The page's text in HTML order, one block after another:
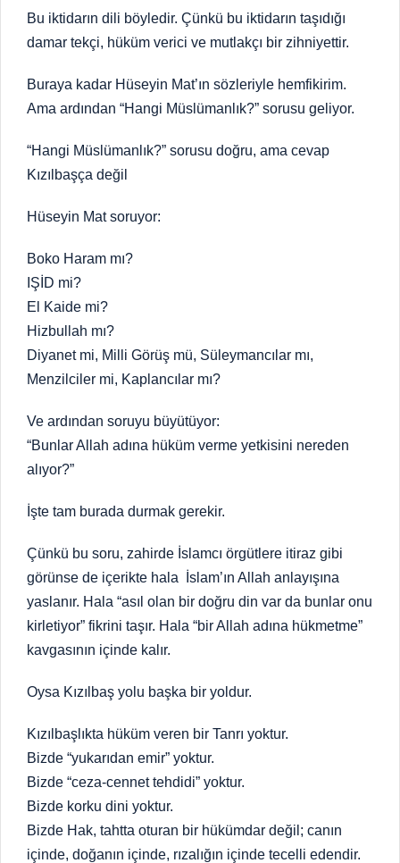
Bu iktidarın dili böyledir. Çünkü bu iktidarın taşıdığı
damar tekçi, hüküm verici ve mutlakçı bir zihniyettir.
Buraya kadar Hüseyin Mat’ın sözleriyle hemfikirim.
Ama ardından “Hangi Müslümanlık?” sorusu geliyor.
“Hangi Müslümanlık?” sorusu doğru, ama cevap
Kızılbaşça değil
Hüseyin Mat soruyor:
Boko Haram mı?
IŞİD mi?
El Kaide mi?
Hizbullah mı?
Diyanet mi, Milli Görüş mü, Süleymancılar mı,
Menzilciler mi, Kaplancılar mı?
Ve ardından soruyu büyütüyor:
“Bunlar Allah adına hüküm verme yetkisini nereden
alıyor?”
İşte tam burada durmak gerekir.
Çünkü bu soru, zahirde İslamcı örgütlere itiraz gibi
görünse de içerikte hala İslam’ın Allah anlayışına
yaslanır. Hala “asıl olan bir doğru din var da bunlar onu
kirletiyor” fikrini taşır. Hala “bir Allah adına hükmetme”
kavgasının içinde kalır.
Oysa Kızılbaş yolu başka bir yoldur.
Kızılbaşlıkta hüküm veren bir Tanrı yoktur.
Bizde “yukarıdan emir” yoktur.
Bizde “ceza-cennet tehdidi” yoktur.
Bizde korku dini yoktur.
Bizde Hak, tahtta oturan bir hükümdar değil; canın
içinde, doğanın içinde, rızalığın içinde tecelli edendir.